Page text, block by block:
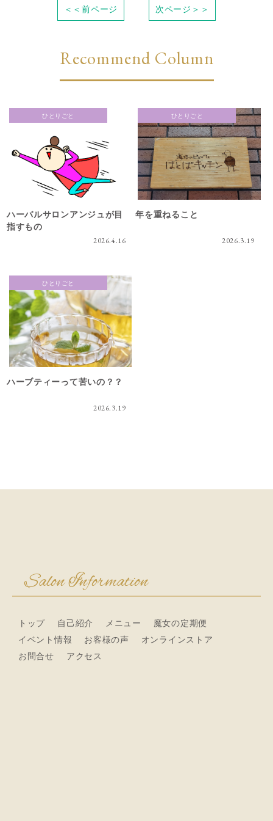
＜＜前ページ 次ページ＞＞
Recommend Column
ひとりごと
2026.4.16
ハーバルサロンアンジュが目
指すもの
ひとりごと
2026.3.19
年を重ねること
ひとりごと
2026.3.19
ハーブティーって苦いの？？
Salon Information
トップ 自己紹介 メニュー
魔女の定期便
イベント情報
お客様の声
オンラインストア
お問合せ
アクセス